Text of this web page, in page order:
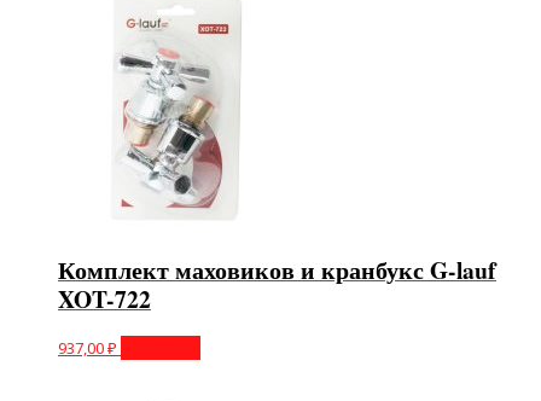
Комплект маховиков и кранбукс G-lauf
XOT-722
937,00₽